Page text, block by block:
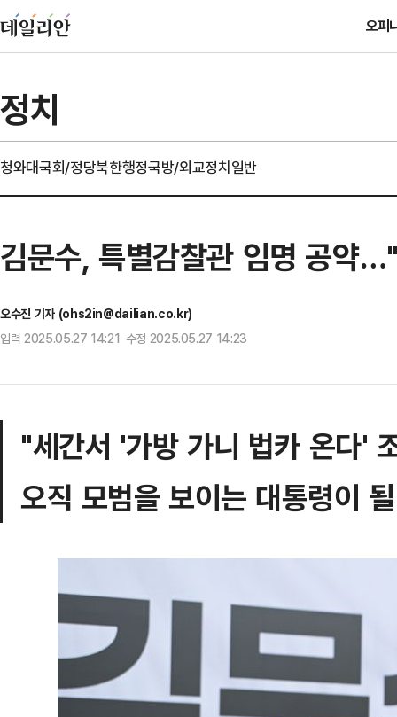
오피
정치
청와대국회/정당북한행정국방/외교정치일반
김문수, 특별감찰관 임명 공약
오수진 기자 (ohs2in@dailian.co.kr)
입력 2025.05.27 14:21 수정 2025.05.27 14:23
"세간서 '가방 가니 법카 온다'
오직 모범을 보이는 대통령이